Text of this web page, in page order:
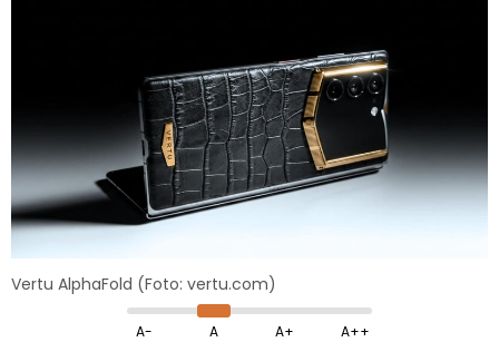
Vertu AlphaFold (Foto: vertu.com)
A- A A+ A++